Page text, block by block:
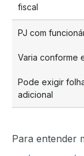
fiscal
PJ com
Varia conforme
Pode exigir
adicional
Para entender